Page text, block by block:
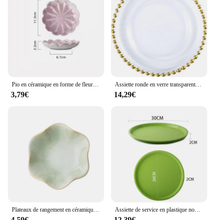
ornaments are a smart choice due to their durability
and ease of maintenance.
3,79€
Assiette ronde en verre transparente avec perles dorées, assiette à fruits, assiette à dessert, assiette de mariage, assiette de cuisson domestique, ustensiles de cuisine, nouveau
14,29€
Assiette de service en plastique non ald, ronde, doublée, coordonnante, pour restaurant, café, boissons, plats de restauration rapide, outil de bar